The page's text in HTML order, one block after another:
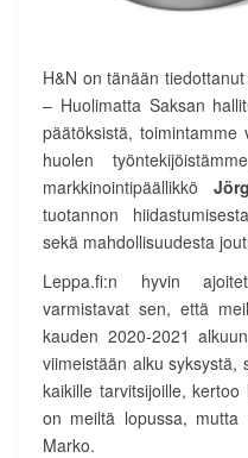
H&N on tänään
– Huolimatta Saksan
päätöksistä,
huolen
markkinointipäällikkö
tuotannon
sekä mahdollisuudesta
Leppa.fi:n hyvin
varmistavat sen, että
kauden 2020-2021
viimeistään alku syksystä,
kaikille tarvitsijoille, kertoo
on meiltä lopussa, mutta
Marko.